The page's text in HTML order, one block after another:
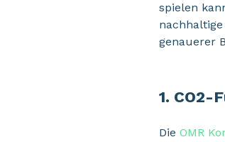
spielen
genauerer
1. CO2-
Die OMR